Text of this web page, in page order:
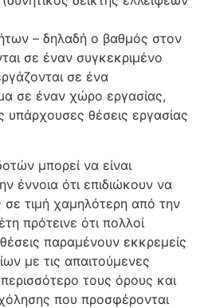
– δηλαδή ο βαθμός στον
σε έναν συγκεκριμένο
σε ένα
σε έναν χώρο εργασίας,
υπάρχουσες θέσεις εργασίας
μπορεί να είναι
έννοια ότι επιδιώκουν να
σε τιμή χαμηλότερη από την
πρότεινε ότι πολλοί
θέσεις παραμένουν εκκρεμείς
με τις απαιτούμενες
τους όρους και
που προσφέρονται